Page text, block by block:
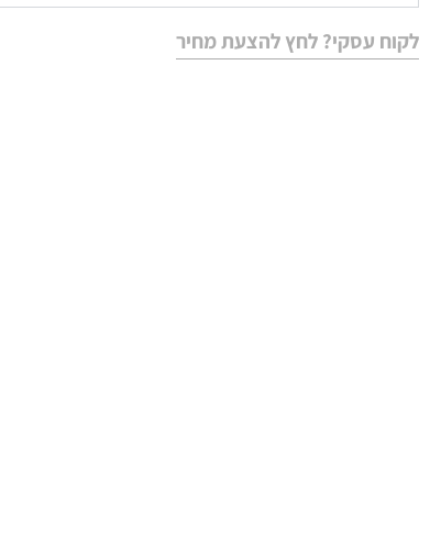
לקוח עסקי? לחץ להצעת מחיר